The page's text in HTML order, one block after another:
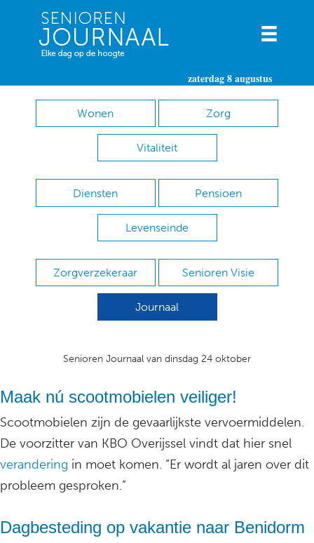
zaterdag 8 augustus
Wonen Zorg
Vitaliteit
Diensten Pensioen
Levenseinde
Zorgverzekeraar Senioren Visie
Journaal
Senioren Journaal van dinsdag 24 oktober
Maak nú scootmobielen veiliger!
Scootmobielen zijn de gevaarlijkste vervoermiddelen.
De voorzitter van KBO Overijssel vindt dat hier snel
verandering in moet komen. “Er wordt al jaren over dit
probleem gesproken.”
Dagbesteding op vakantie naar Benidorm